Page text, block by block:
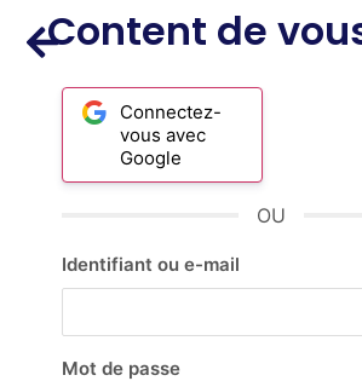
Content de
Connectez-
vous avec
Google
OU
Identifiant ou e-mail
Mot de passe